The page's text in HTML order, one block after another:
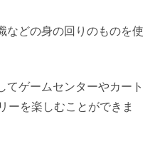
などの身の回りのものを使
てゲームセンターやカート
ーを楽しむことができま